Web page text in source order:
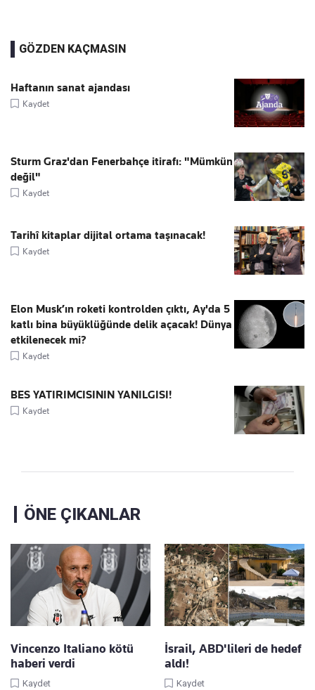
GÖZDEN KAÇMASIN
Haftanın sanat ajandası
Kaydet
Sturm Graz'dan Fenerbahçe itirafı: "Mümkün
değil"
Kaydet
Tarihî kitaplar dijital ortama taşınacak!
Kaydet
Elon Musk’ın roketi kontrolden çıktı, Ay'da 5
katlı bina büyüklüğünde delik açacak! Dünya
etkilenecek mi?
Kaydet
BES YATIRIMCISININ YANILGISI!
Kaydet
ÖNE ÇIKANLAR
Vincenzo Italiano kötü
haberi verdi
Kaydet
İsrail, ABD'lileri de hedef
aldı!
Kaydet